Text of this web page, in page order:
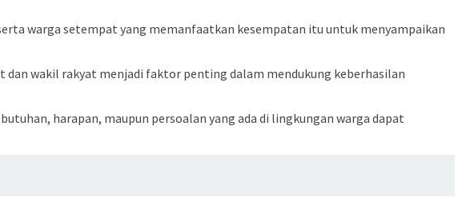
warga setempat yang memanfaatkan kesempatan itu untuk menyampaikan
wakil rakyat menjadi faktor penting dalam mendukung keberhasilan
harapan, maupun persoalan yang ada di lingkungan warga dapat